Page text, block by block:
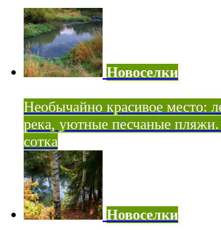
Новоселки
Необычайно красивое место:
река, уютные песчаные
сотка
Новоселки